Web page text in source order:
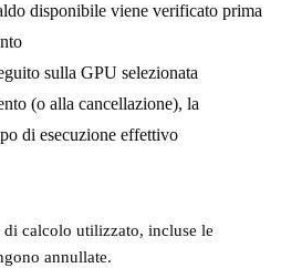
disponibile viene verificato prima
sulla GPU selezionata
(o alla cancellazione), la
di esecuzione effettivo
calcolo utilizzato, incluse le
annullate.